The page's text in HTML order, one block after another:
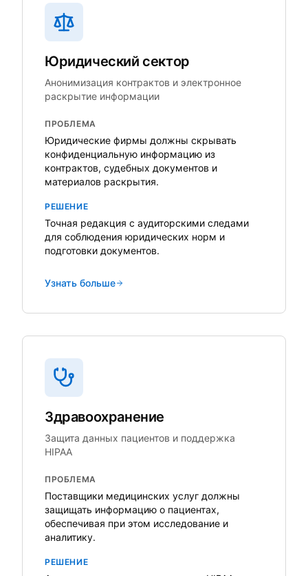
Юридический сектор
Анонимизация контрактов и электронное
раскрытие информации
ПРОБЛЕМА
Юридические фирмы должны скрывать
конфиденциальную информацию из
контрактов, судебных документов и
материалов раскрытия.
РЕШЕНИЕ
Точная редакция с аудиторскими следами
для соблюдения юридических норм и
подготовки документов.
Узнать больше
Здравоохранение
Защита данных пациентов и поддержка
HIPAA
ПРОБЛЕМА
Поставщики медицинских услуг должны
защищать информацию о пациентах,
обеспечивая при этом исследование и
аналитику.
РЕШЕНИЕ